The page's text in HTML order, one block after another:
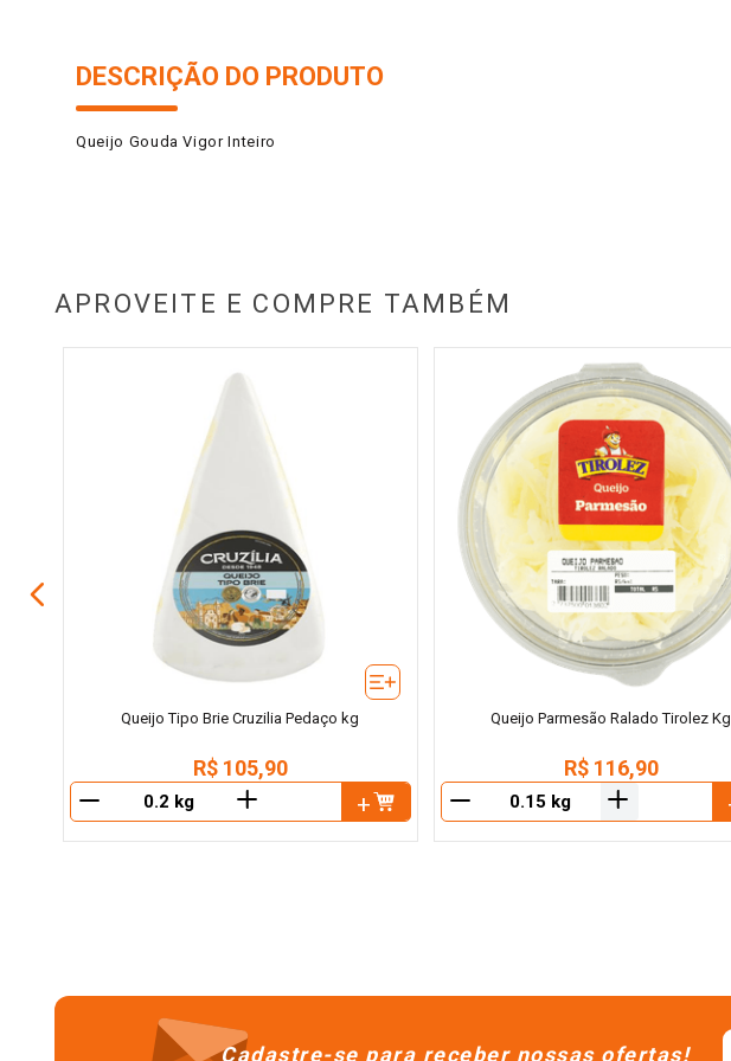
DESCRIÇÃO DO PRODUTO
Queijo Gouda Vigor Inteiro
APROVEITE E COMPRE TAMBÉM
Queijo Tipo Brie Cruzilia Pedaço kg
R$ 105,90
＋
Queijo Parmesão Ralado Tirolez Kg
R$ 116,90
＋
Cadastre-se para receber nossas ofertas!